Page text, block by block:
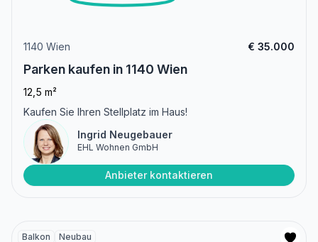
1140 Wien € 35.000
Parken kaufen in 1140 Wien
12,5 m²
Kaufen Sie Ihren Stellplatz im Haus!
Ingrid Neugebauer
EHL Wohnen GmbH
Anbieter kontaktieren
Balkon Neubau